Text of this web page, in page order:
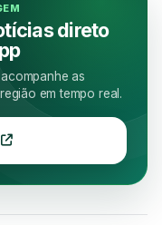
direto
as
em tempo real.